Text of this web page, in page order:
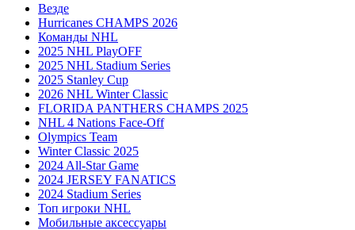
Везде
Hurricanes CHAMPS 2026
Команды NHL
2025 NHL PlayOFF
2025 NHL Stadium Series
2025 Stanley Cup
2026 NHL Winter Classic
FLORIDA PANTHERS CHAMPS 2025
NHL 4 Nations Face-Off
Olympics Team
Winter Classic 2025
2024 All-Star Game
2024 JERSEY FANATICS
2024 Stadium Series
Топ игроки NHL
Мобильные аксессуары